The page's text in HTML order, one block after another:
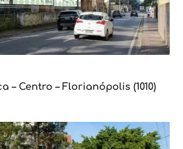
– Centro – Florianópolis (1010)